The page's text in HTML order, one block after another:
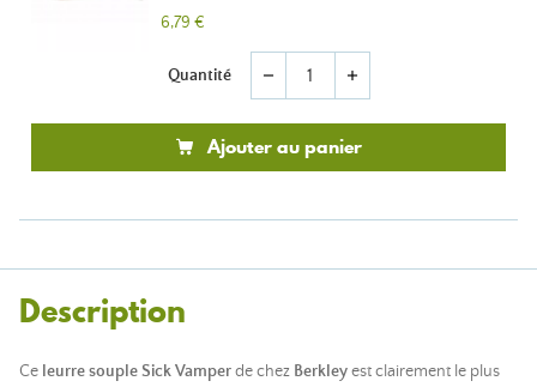
6,79 €
Quantité remove add
Ajouter au panier
Description
Ce leurre soupleSick Vamperde chez Berkleyest clairement le plus